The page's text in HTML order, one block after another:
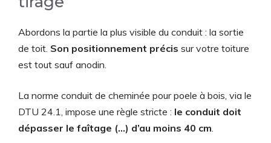
Abordons la partie la plus visible du conduit : la sortie
de toit. Son positionnement précis sur votre toiture
est tout sauf anodin.
La norme conduit de cheminée pour poele à bois, via le
DTU 24.1, impose une règle stricte : le conduit doit
dépasser le faîtage (…) d’au moins 40 cm